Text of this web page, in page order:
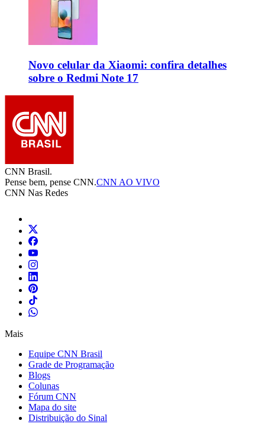
Novo celular da Xiaomi: confira detalhes
sobre o Redmi Note 17
CNN Brasil.
Pense bem, pense CNN.CNN AO VIVO
CNN Nas Redes
Mais
Equipe CNN Brasil
Grade de Programação
Blogs
Colunas
Fórum CNN
Mapa do site
Distribuição do Sinal